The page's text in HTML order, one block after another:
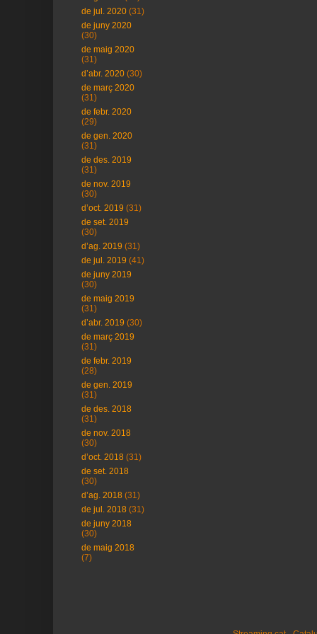
de jul. 2020 (31)
de juny 2020
(30)
de maig 2020
(31)
d’abr. 2020 (30)
de març 2020
(31)
de febr. 2020
(29)
de gen. 2020
(31)
de des. 2019
(31)
de nov. 2019
(30)
d’oct. 2019 (31)
de set. 2019
(30)
d’ag. 2019 (31)
de jul. 2019 (41)
de juny 2019
(30)
de maig 2019
(31)
d’abr. 2019 (30)
de març 2019
(31)
de febr. 2019
(28)
de gen. 2019
(31)
de des. 2018
(31)
de nov. 2018
(30)
d’oct. 2018 (31)
de set. 2018
(30)
d’ag. 2018 (31)
de jul. 2018 (31)
de juny 2018
(30)
de maig 2018
(7)